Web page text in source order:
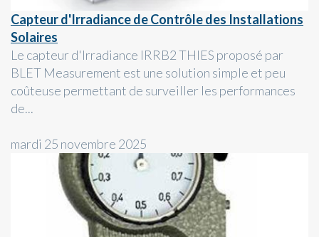
Capteur d'Irradiance de Contrôle des Installations
Solaires
Le capteur d'Irradiance IRRB2 THIES proposé par
BLET Measurement est une solution simple et peu
coûteuse permettant de surveiller les performances
de...
mardi 25 novembre 2025